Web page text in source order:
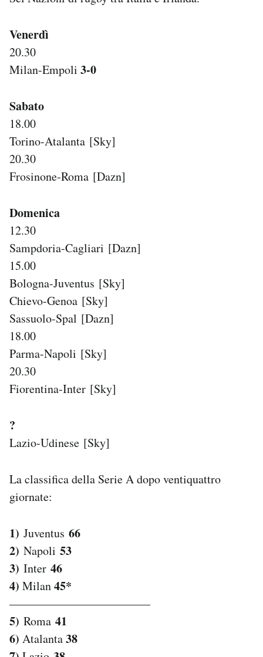
Esci
Venerdì
20.30
Milan-Empoli 3-0
Sabato
18.00
Torino-Atalanta [Sky]
20.30
Frosinone-Roma [Dazn]
Domenica
12.30
Sampdoria-Cagliari [Dazn]
15.00
Bologna-Juventus [Sky]
Chievo-Genoa [Sky]
Sassuolo-Spal [Dazn]
18.00
Parma-Napoli [Sky]
20.30
Fiorentina-Inter [Sky]
?
Lazio-Udinese [Sky]
La classifica della Serie A dopo ventiquattro
giornate:
1) Juventus 66
2) Napoli 53
3) Inter 46
4) Milan45*
————————————
5) Roma 41
6) Atalanta38